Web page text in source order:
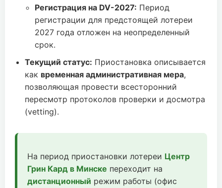
Регистрация на DV-2027: Период
регистрации для предстоящей лотереи
2027 года отложен на неопределенный
срок.
Текущий статус: Приостановка описывается
как временная административная мера,
позволяющая провести всесторонний
пересмотр протоколов проверки и досмотра
(vetting).
На период приостановки лотереи Центр
Грин Кард в Минске переходит на
дистанционный режим работы (офис